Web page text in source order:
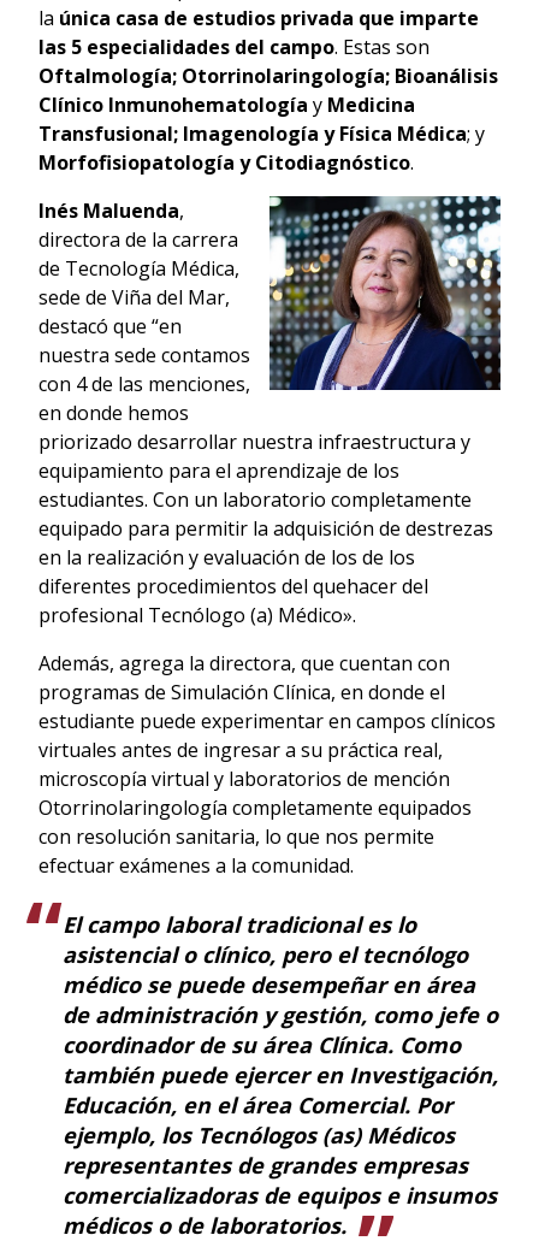
la única casa de estudios privada que imparte
las 5 especialidades del campo. Estas son
Oftalmología; Otorrinolaringología; Bioanálisis
Clínico Inmunohematología y Medicina
Transfusional; Imagenología y Física Médica; y
Morfofisiopatología y Citodiagnóstico.
Inés Maluenda,
directora de la carrera
de Tecnología Médica,
sede de Viña del Mar,
destacó que “en
nuestra sede contamos
con 4 de las menciones,
en donde hemos
priorizado desarrollar nuestra infraestructura y
equipamiento para el aprendizaje de los
estudiantes. Con un laboratorio completamente
equipado para permitir la adquisición de destrezas
en la realización y evaluación de los de los
diferentes procedimientos del quehacer del
profesional Tecnólogo (a) Médico».
Además, agrega la directora, que cuentan con
programas de Simulación Clínica, en donde el
estudiante puede experimentar en campos clínicos
virtuales antes de ingresar a su práctica real,
microscopía virtual y laboratorios de mención
Otorrinolaringología completamente equipados
con resolución sanitaria, lo que nos permite
efectuar exámenes a la comunidad.
El campo laboral tradicional es lo
asistencial o clínico, pero el tecnólogo
médico se puede desempeñar en área
de administración y gestión, como jefe o
coordinador de su área Clínica. Como
también puede ejercer en Investigación,
Educación, en el área Comercial. Por
ejemplo, los Tecnólogos (as) Médicos
representantes de grandes empresas
comercializadoras de equipos e insumos
médicos o de laboratorios.